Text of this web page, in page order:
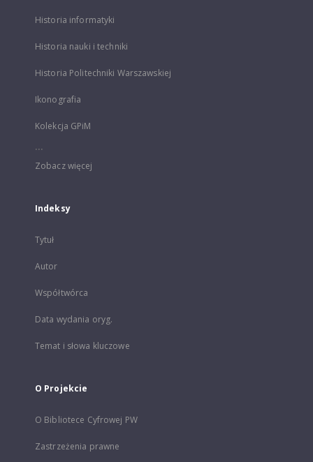
Historia informatyki
Historia nauki i techniki
Historia Politechniki Warszawskiej
Ikonografia
Kolekcja GPiM
...
Zobacz więcej
Indeksy
Tytuł
Autor
Współtwórca
Data wydania oryg.
Temat i słowa kluczowe
O Projekcie
O Bibliotece Cyfrowej PW
Zastrzeżenia prawne